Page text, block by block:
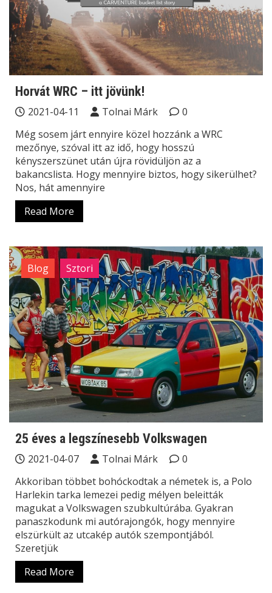
Horvát WRC – itt jövünk!
2021-04-11 Tolnai Márk
0
Még sosem járt ennyire közel hozzánk a WRC
mezőnye, szóval itt az idő, hogy hosszú
kényszerszünet után újra rövidüljön az a
bakancslista. Hogy mennyire biztos, hogy sikerülhet?
Nos, hát amennyire
Read More
Blog Sztori
25 éves a legszínesebb Volkswagen
2021-04-07 Tolnai Márk
0
Akkoriban többet bohóckodtak a németek is, a Polo
Harlekin tarka lemezei pedig mélyen beleitták
magukat a Volkswagen szubkultúrába. Gyakran
panaszkodunk mi autórajongók, hogy mennyire
elszürkült az utcakép autók szempontjából.
Szeretjük
Read More